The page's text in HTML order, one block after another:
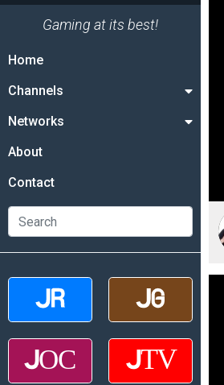
Gaming at its best!
Home
Channels
Networks
About
Contact